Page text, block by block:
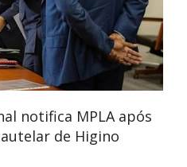
notifica MPLA após
de Higino